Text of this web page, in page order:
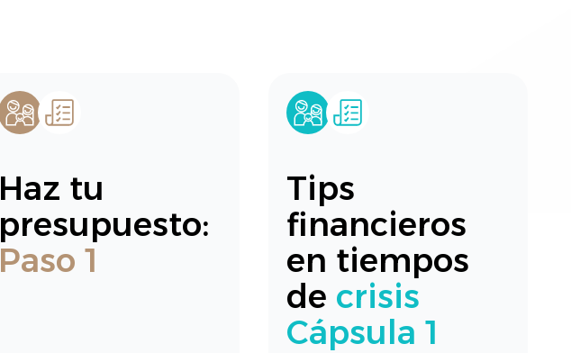
Haz tu
presupuesto:
Paso 1
Tips
financieros
en tiempos
de crisis
Cápsula 1